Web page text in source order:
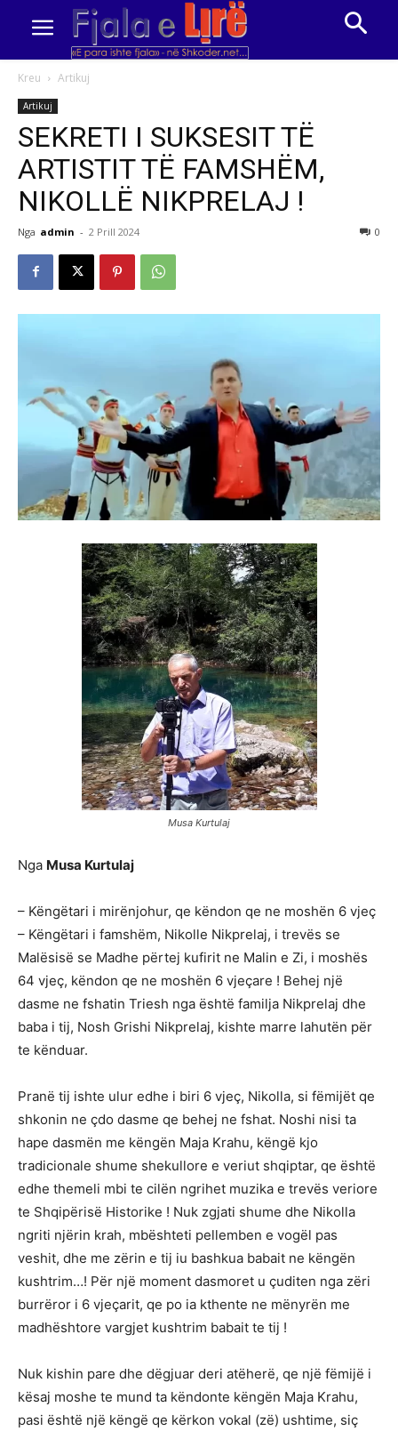
Kreu Artikuj
Artikuj
SEKRETI I SUKSESIT TË
ARTISTIT TË FAMSHËM,
NIKOLLË NIKPRELAJ !
Nga admin - 2 Prill 2024 0
Musa Kurtulaj
Nga Musa Kurtulaj
– Këngëtari i mirënjohur, qe këndon qe ne moshën 6 vjeç
– Këngëtari i famshëm, Nikolle Nikprelaj, i trevës se
Malësisë se Madhe përtej kufirit ne Malin e Zi, i moshës
64 vjeç, këndon qe ne moshën 6 vjeçare ! Behej një
dasme ne fshatin Triesh nga është familja Nikprelaj dhe
baba i tij, Nosh Grishi Nikprelaj, kishte marre lahutën për
te kënduar.
Pranë tij ishte ulur edhe i biri 6 vjeç, Nikolla, si fëmijët qe
shkonin ne çdo dasme qe behej ne fshat. Noshi nisi ta
hape dasmën me këngën Maja Krahu, këngë kjo
tradicionale shume shekullore e veriut shqiptar, qe është
edhe themeli mbi te cilën ngrihet muzika e trevës veriore
te Shqipërisë Historike ! Nuk zgjati shume dhe Nikolla
ngriti njërin krah, mbështeti pellemben e vogël pas
veshit, dhe me zërin e tij iu bashkua babait ne këngën
kushtrim…! Për një moment dasmoret u çuditen nga zëri
burrëror i 6 vjeçarit, qe po ia kthente ne mënyrën me
madhështore vargjet kushtrim babait te tij !
Nuk kishin pare dhe dëgjuar deri atëherë, qe një fëmijë i
kësaj moshe te mund ta këndonte këngën Maja Krahu,
pasi është një këngë qe kërkon vokal (zë) ushtime, siç